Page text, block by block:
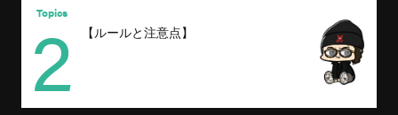
【ルールと注意点】
Topics
2